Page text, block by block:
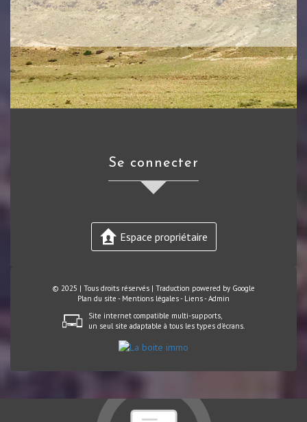
Se connecter
Espace propriétaire
© 2025 | Tous droits réservés | Traduction powered by Google
Plan du site - Mentions légales- Liens-Admin
Site internet compatible multi-supports,
un seul site adaptable à tous les types d'écrans.